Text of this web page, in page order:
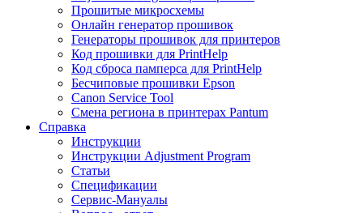
Прошитые микросхемы
Онлайн генератор прошивок
Генераторы прошивок для принтеров
Код прошивки для PrintHelp
Код сброса памперса для PrintHelp
Беcчиповые прошивки Epson
Canon Service Tool
Смена региона в принтерах Pantum
Справка
Инструкции
Инструкции Adjustment Program
Статьи
Спецификации
Сервис-Мануалы